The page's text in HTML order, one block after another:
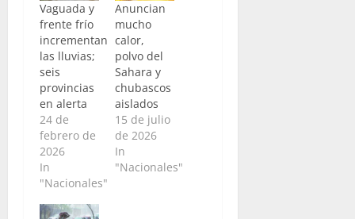
Vaguada y
frente frío
incrementan
las lluvias;
seis
provincias
en alerta
24 de
febrero de
2026
In
"Nacionales"
Anuncian
mucho
calor,
polvo del
Sahara y
chubascos
aislados
15 de julio
de 2026
In
"Nacionales"